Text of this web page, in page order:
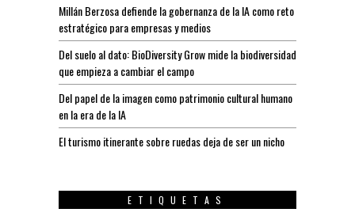
Millán Berzosa defiende la gobernanza de la IA como reto
estratégico para empresas y medios
Del suelo al dato: BioDiversity Grow mide la biodiversidad
que empieza a cambiar el campo
Del papel de la imagen como patrimonio cultural humano
en la era de la IA
El turismo itinerante sobre ruedas deja de ser un nicho
ETIQUETAS